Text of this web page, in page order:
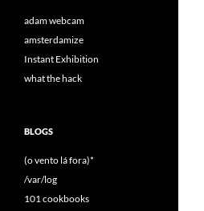
adam webcam
amsterdamize
Instant Exhibition
what the hack
BLOGS
(o vento lá fora)*
/var/log
101 cookbooks